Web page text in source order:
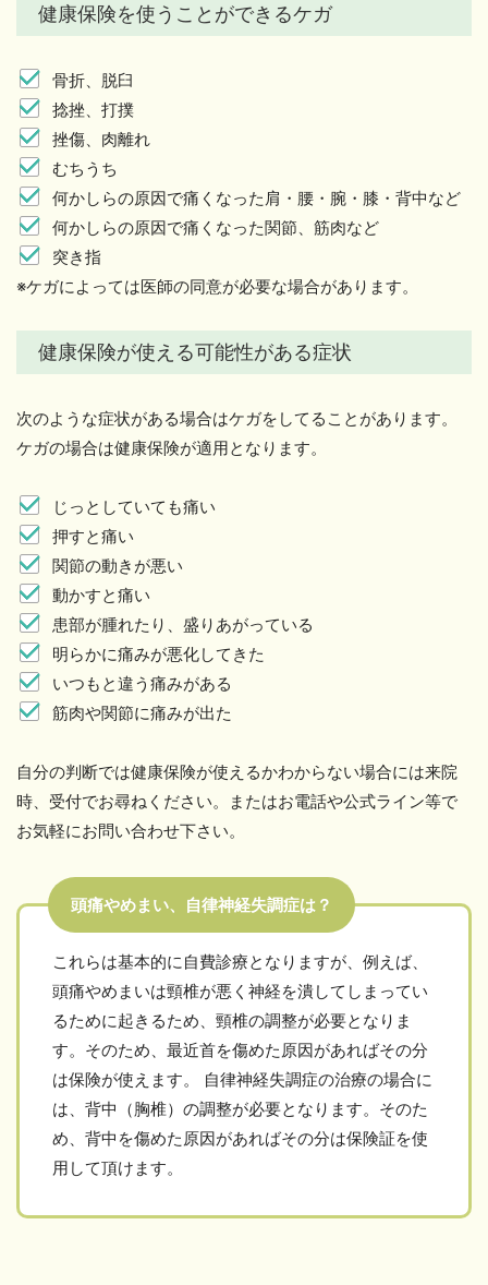
健康保険を使うことができるケガ
骨折、脱臼
捻挫、打撲
挫傷、肉離れ
むちうち
何かしらの原因で痛くなった肩・腰・腕・膝・背中など
何かしらの原因で痛くなった関節、筋肉など
突き指
※ケガによっては医師の同意が必要な場合があります。
健康保険が使える可能性がある症状
次のような症状がある場合はケガをしてることがあります。
ケガの場合は健康保険が適用となります。
じっとしていても痛い
押すと痛い
関節の動きが悪い
動かすと痛い
患部が腫れたり、盛りあがっている
明らかに痛みが悪化してきた
いつもと違う痛みがある
筋肉や関節に痛みが出た
自分の判断では健康保険が使えるかわからない場合には来院
時、受付でお尋ねください。またはお電話や公式ライン等で
お気軽にお問い合わせ下さい。
頭痛やめまい、自律神経失調症は？
これらは基本的に自費診療となりますが、例えば、
頭痛やめまいは頸椎が悪く神経を潰してしまってい
るために起きるため、頸椎の調整が必要となりま
す。そのため、最近首を傷めた原因があればその分
は保険が使えます。 自律神経失調症の治療の場合に
は、背中（胸椎）の調整が必要となります。そのた
め、背中を傷めた原因があればその分は保険証を使
用して頂けます。